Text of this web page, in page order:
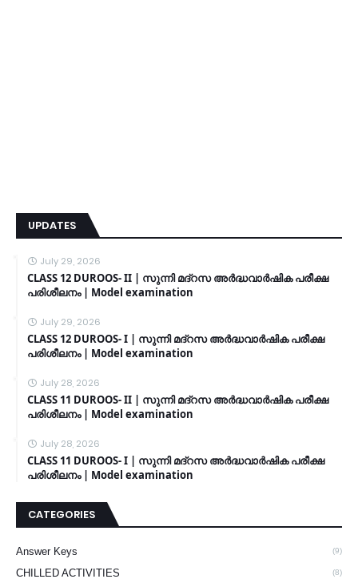
UPDATES
July 29, 2026
CLASS 12 DUROOS- II | സുന്നി മദ്റസ അർദ്ധവാർഷിക പരീക്ഷ
പരിശീലനം | Model examination
July 29, 2026
CLASS 12 DUROOS- I | സുന്നി മദ്റസ അർദ്ധവാർഷിക പരീക്ഷ
പരിശീലനം | Model examination
July 28, 2026
CLASS 11 DUROOS- II | സുന്നി മദ്റസ അർദ്ധവാർഷിക പരീക്ഷ
പരിശീലനം | Model examination
July 28, 2026
CLASS 11 DUROOS- I | സുന്നി മദ്റസ അർദ്ധവാർഷിക പരീക്ഷ
പരിശീലനം | Model examination
CATEGORIES
Answer Keys (9)
CHILLED ACTIVITIES (8)